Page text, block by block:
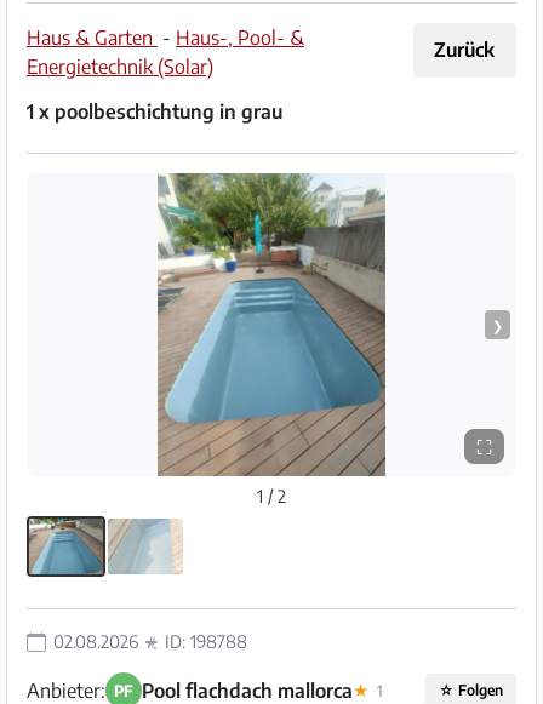
Hilfe
&
Zurück
Haus & Garten - Haus-, Pool- &
Energietechnik (Solar)
1 x poolbeschichtung in grau
❯
⛶
1 / 2
02.08.2026 ID: 198788
Anbieter: PF Pool flachdach mallorca★ 1 ☆ Folgen